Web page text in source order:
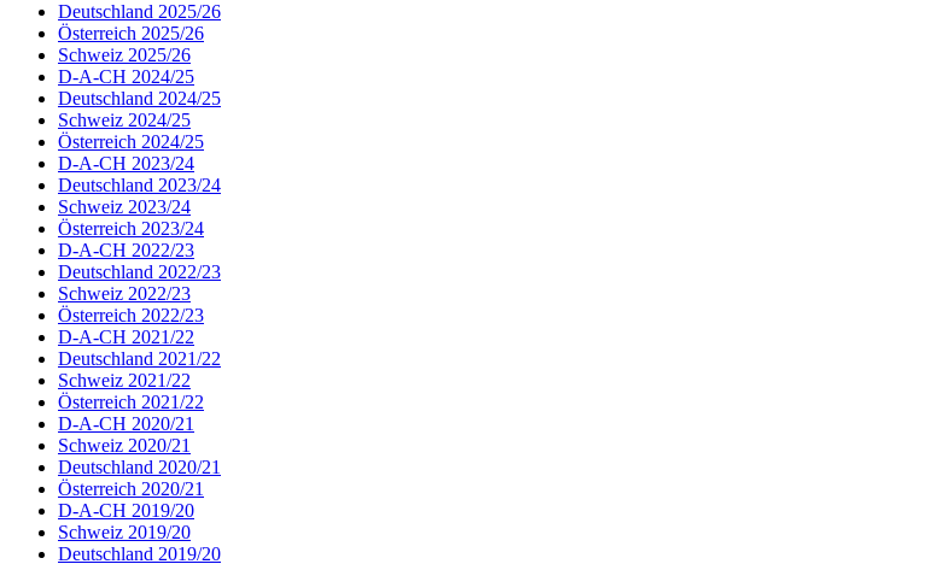
Deutschland 2025/26
Österreich 2025/26
Schweiz 2025/26
D-A-CH 2024/25
Deutschland 2024/25
Schweiz 2024/25
Österreich 2024/25
D-A-CH 2023/24
Deutschland 2023/24
Schweiz 2023/24
Österreich 2023/24
D-A-CH 2022/23
Deutschland 2022/23
Schweiz 2022/23
Österreich 2022/23
D-A-CH 2021/22
Deutschland 2021/22
Schweiz 2021/22
Österreich 2021/22
D-A-CH 2020/21
Schweiz 2020/21
Deutschland 2020/21
Österreich 2020/21
D-A-CH 2019/20
Schweiz 2019/20
Deutschland 2019/20